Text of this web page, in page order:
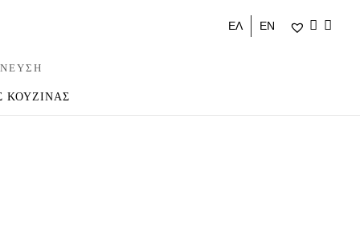
ΕΛ ΕΝ
ΚΟΥΖΙΝΑΣ